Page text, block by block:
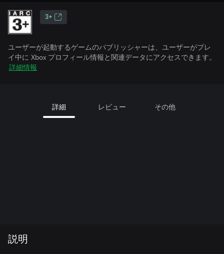
3+
ユーザーが起動するゲームのパブリッシャーは、ユーザーがプレ
イ中に Xbox プロフィール情報と関連データにアクセスできます。
詳細情報
詳細 レビュー その他
説明